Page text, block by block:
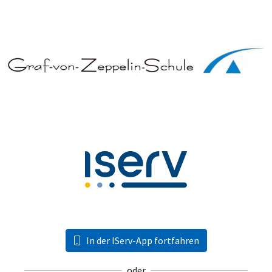
In der IServ-App fortfahren